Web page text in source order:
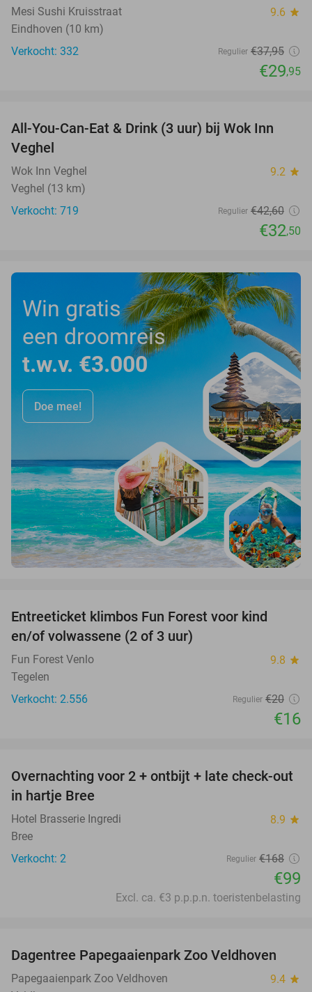
Mesi Sushi Kruisstraat 9.6 star
Eindhoven (10 km)
Verkocht: 332
Regulier €37,95
€29,95
24%
All-You-Can-Eat & Drink (3 uur) bij Wok Inn
Veghel
Wok Inn Veghel 9.2 star
Veghel (13 km)
Verkocht: 719
Regulier €42,60
€32,50
Win gratis
een droomreis
t.w.v. €3.000
Doe mee!
Entreeticket klimbos Fun Forest voor kind
en/of volwassene (2 of 3 uur)
Fun Forest Venlo 9.8 star
Tegelen
Verkocht: 2.556
Regulier €20
€16
41%
TODAY
Overnachting voor 2 + ontbijt + late check-out
in hartje Bree
Hotel Brasserie Ingredi 8.9 star
Bree
Verkocht: 2
Regulier €168
€99
Excl. ca. €3 p.p.p.n. toeristenbelasting
26%
Dagentree Papegaaienpark Zoo Veldhoven
Papegaaienpark Zoo Veldhoven 9.4 star